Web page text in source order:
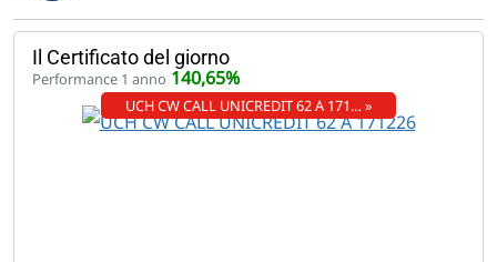
Il Certificato del giorno
Performance 1 anno 140,65%
UCH CW CALL UNICREDIT 62 A 171… »